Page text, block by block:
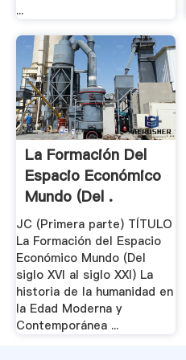
...
La Formación Del
Espacio Económico
Mundo (Del .
JC (Primera parte) TÍTULO
La Formación del Espacio
Económico Mundo (Del
siglo XVI al siglo XXI) La
historia de la humanidad en
la Edad Moderna y
Contemporánea ...